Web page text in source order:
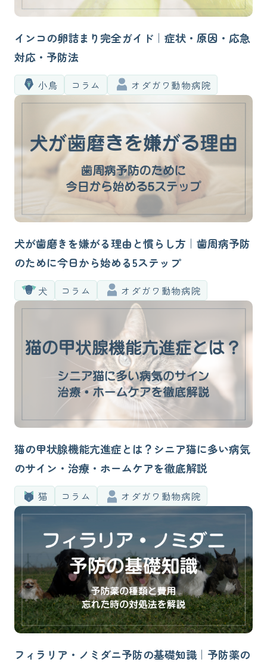
インコの卵詰まり完全ガイド｜症状・原因・応急
対応・予防法
小鳥 コラム オダガワ動物病院
犬が歯磨きを嫌がる理由と慣らし方｜歯周病予防
のために今日から始める5ステップ
犬 コラム オダガワ動物病院
猫の甲状腺機能亢進症とは？シニア猫に多い病気
のサイン・治療・ホームケアを徹底解説
猫 コラム オダガワ動物病院
フィラリア・ノミダニ予防の基礎知識｜予防薬の